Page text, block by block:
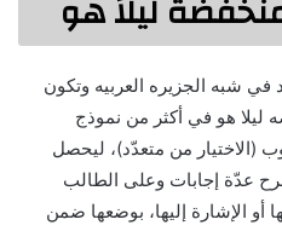
ليلاً هو
في شبه الجزيره العربيه وتكون
ليلا هو في أكثر من نموذج
(الاختيار من متعدّد)، ليحصل
عدّة إجابات وعلى الطالب
أو الإشارة إليها، بوضعها ضمن